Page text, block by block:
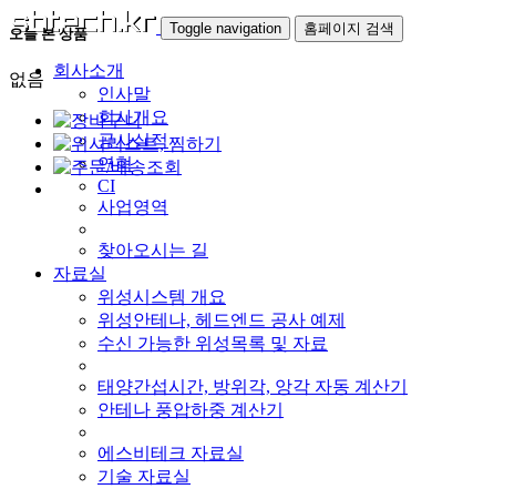
Toggle navigation 홈페이지 검색
회사소개
인사말
회사개요
공사실적
연혁
CI
사업영역
찾아오시는 길
자료실
위성시스템 개요
위성안테나, 헤드엔드 공사 예제
수신 가능한 위성목록 및 자료
태양간섭시간, 방위각, 앙각 자동 계산기
안테나 풍압하중 계산기
에스비테크 자료실
기술 자료실
오늘 본 상품
없음